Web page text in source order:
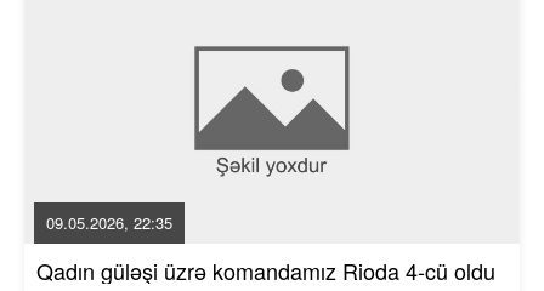
09.05.2026, 22:35
Qadın güləşi üzrə komandamız Rioda 4-cü oldu